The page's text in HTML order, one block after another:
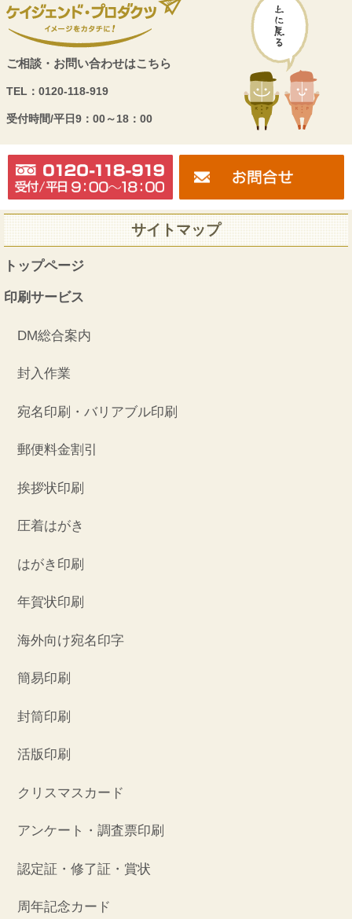
ご相談・お問い合わせはこちら
TEL： 0120-118-919
受付時間/平日9：00～18：00
サイトマップ
トップページ
印刷サービス
DM総合案内
封入作業
宛名印刷・バリアブル印刷
郵便料金割引
挨拶状印刷
圧着はがき
はがき印刷
年賀状印刷
海外向け宛名印字
簡易印刷
封筒印刷
活版印刷
クリスマスカード
アンケート・調査票印刷
認定証・修了証・賞状
周年記念カード